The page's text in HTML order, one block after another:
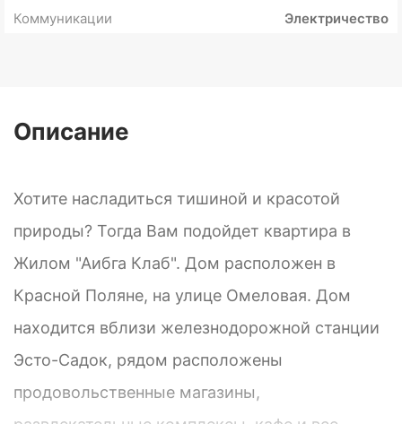
Коммуникации
Электричество
Описание
Хотите насладиться тишиной и красотой
природы? Тогда Вам подойдет квартира в
Жилом "Аибга Клаб". Дом расположен в
Красной Поляне, на улице Омеловая. Дом
находится вблизи железнодорожной станции
Эсто-Садок, рядом расположены
продовольственные магазины,